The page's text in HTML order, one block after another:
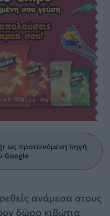
ως προτεινόμενη πηγή
Google
ανάμεσα στους
δώρο κιβώτια